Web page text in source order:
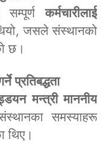
कर्मचारीलाई
जसले संस्थानको
छ।
प्रतिबद्धता
मन्त्री माननीय
समस्याहरू
थिए।